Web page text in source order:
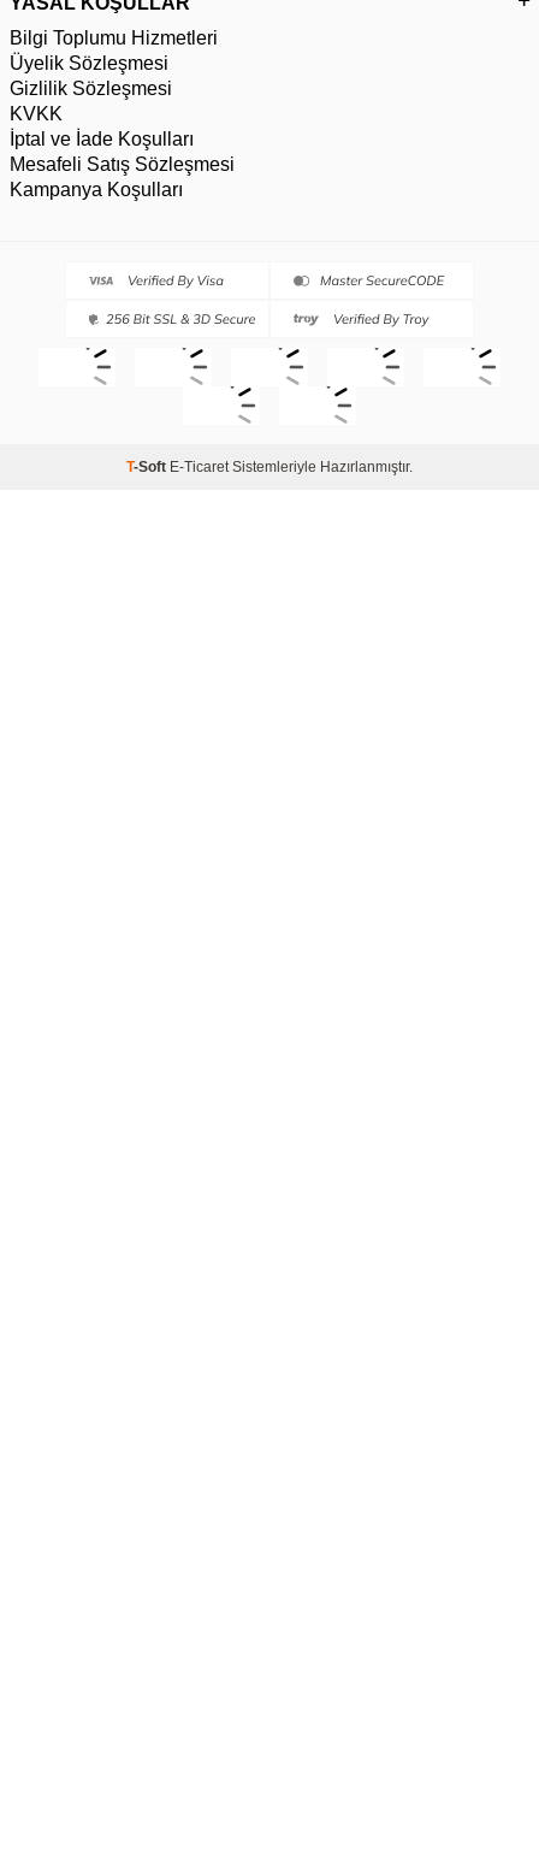
Bilgi Toplumu Hizmetleri
Üyelik Sözleşmesi
Gizlilik Sözleşmesi
KVKK
İptal ve İade Koşulları
Mesafeli Satış Sözleşmesi
Kampanya Koşulları
T-Soft E-Ticaret Sistemleriyle Hazırlanmıştır.